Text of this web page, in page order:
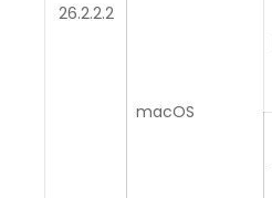
26.2.2.2
macOS